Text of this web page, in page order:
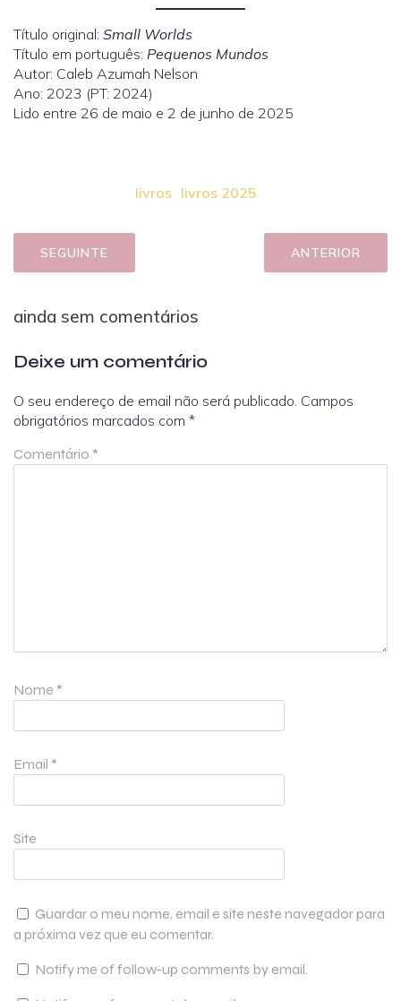
Título original: Small Worlds
Título em português: Pequenos Mundos
Autor: Caleb Azumah Nelson
Ano: 2023 (PT: 2024)
Lido entre 26 de maio e 2 de junho de 2025
livros livros 2025
SEGUINTE ANTERIOR
ainda sem comentários
Deixe um comentário
O seu endereço de email não será publicado. Campos
obrigatórios marcados com *
Comentário *
Nome *
Email *
Site
Guardar o meu nome, email e site neste navegador para
a próxima vez que eu comentar.
Notify me of follow-up comments by email.